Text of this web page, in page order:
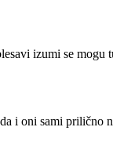
izumi se
i oni sami prilično